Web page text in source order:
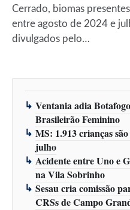
Cerrado, biomas
entre agosto de 2024 e
divulgados pelo…
Ventania adia
Brasileirão Feminino
MS: 1.913 crianças
julho
Acidente entre Uno e
na Vila Sobrinho
Sesau cria comissão
CRSs de Campo